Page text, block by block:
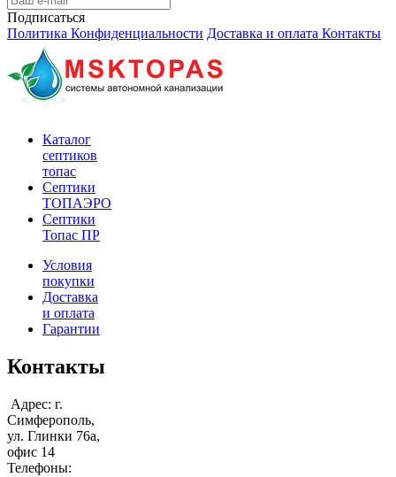
Подписаться
Политика Конфиденциальности Доставка и оплата Контакты
Каталог
септиков
топас
Септики
ТОПАЭРО
Септики
Топас ПР
Условия
покупки
Доставка
и оплата
Гарантии
Контакты
Адрес: г.
Симферополь,
ул. Глинки 76а,
офис 14
Телефоны: